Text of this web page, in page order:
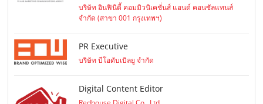
บริษัท อินฟินิตี้ คอมมิวนิเคชั่นส์ แอนด์ คอนซัลแทนส์
จำกัด (สาขา 001 กรุงเทพฯ)
PR Executive
บริษัท บีโอดับเบิลยู จำกัด
Digital Content Editor